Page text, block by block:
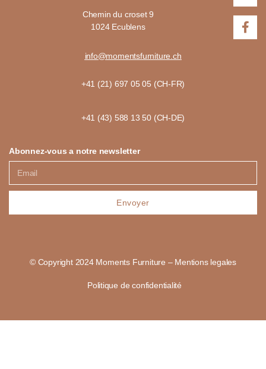
Chemin du croset 9
1024 Ecublens
info@momentsfurniture.ch
+41 (21) 697 05 05 (CH-FR)
+41 (43) 588 13 50 (CH-DE)
Abonnez-vous a notre newsletter
Envoyer
© Copyright 2024 Moments Furniture – Mentions legales
Politique de confidentialité